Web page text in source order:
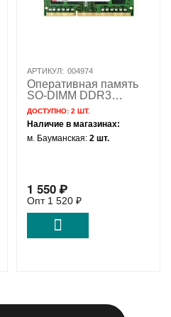
АРТИКУЛ: 004974
Оперативная память
SO-DIMM DDR3
Kingston 2Gb PC-
12800 - 1600MHz
KVR16S11S6/2
ДОСТУПНО:2 ШТ.
Наличие в магазинах:
м. Бауманская:2 шт.
1 550₽
Опт 1 520 ₽